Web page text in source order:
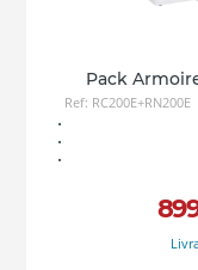
Pack
Ref: RC200E+RN200E